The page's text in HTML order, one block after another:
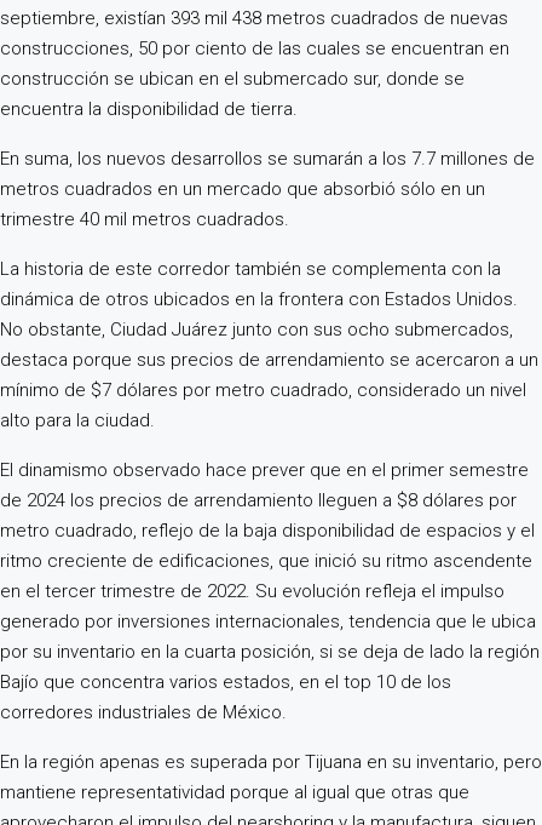
septiembre, existían 393 mil 438 metros cuadrados de nuevas
construcciones, 50 por ciento de las cuales se encuentran en
construcción se ubican en el submercado sur, donde se
encuentra la disponibilidad de tierra.
En suma, los nuevos desarrollos se sumarán a los 7.7 millones de
metros cuadrados en un mercado que absorbió sólo en un
trimestre 40 mil metros cuadrados.
La historia de este corredor también se complementa con la
dinámica de otros ubicados en la frontera con Estados Unidos.
No obstante, Ciudad Juárez junto con sus ocho submercados,
destaca porque sus precios de arrendamiento se acercaron a un
mínimo de $7 dólares por metro cuadrado, considerado un nivel
alto para la ciudad.
El dinamismo observado hace prever que en el primer semestre
de 2024 los precios de arrendamiento lleguen a $8 dólares por
metro cuadrado, reflejo de la baja disponibilidad de espacios y el
ritmo creciente de edificaciones, que inició su ritmo ascendente
en el tercer trimestre de 2022. Su evolución refleja el impulso
generado por inversiones internacionales, tendencia que le ubica
por su inventario en la cuarta posición, si se deja de lado la región
Bajío que concentra varios estados, en el top 10 de los
corredores industriales de México.
En la región apenas es superada por Tijuana en su inventario, pero
mantiene representatividad porque al igual que otras que